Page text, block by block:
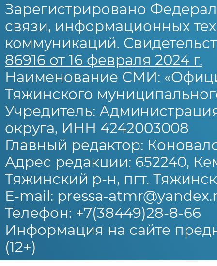
Зарегистрировано
связи, информационных
коммуникаций.
86916 от 16 февраля 2024 г.
Наименование СМИ:
Тяжинского
Учредитель:
округа, ИНН 4242003008
Главный редактор:
Адрес редакции: 652240,
Тяжинский р-н, пгт.
E-mail: pressa-
Телефон: +7(38449)28-8-66
Информация на сайте
(12+)